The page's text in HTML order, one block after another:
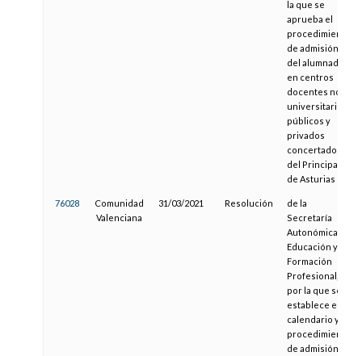
la que se
aprueba el
procedimiento
de admisión
del alumnado
en centros
docentes no
universitarios
públicos y
privados
concertados
del Principado
de Asturias
76028
Comunidad
Valenciana
31/03/2021 Resolución
de la
Secretaría
Autonómica de
Educación y
Formación
Profesional,
por la que se
establece el
calendario y el
procedimiento
de admisión y